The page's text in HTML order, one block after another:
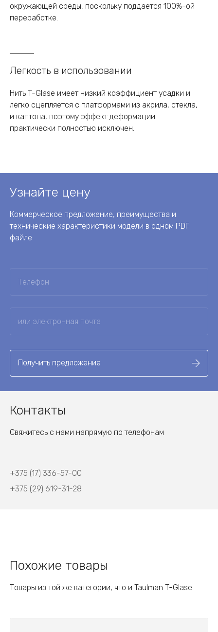
окружающей среды, поскольку поддается 100%-ой
переработке.
Легкость в использовании
Нить T-Glase имеет низкий коэффициент усадки и
легко сцепляется с платформами из акрила, стекла,
и каптона, поэтому эффект деформации
практически полностью исключен.
Узнайте цену
Коммерческое предложение, преимущества и
технические характеристики модели в одном PDF
файле
Получить предложение
Контакты
Свяжитесь с нами напрямую по телефонам
+375 (17) 336-57-00
+375 (29) 619-31-28
Похожие товары
Товары из той же категории, что и Taulman T-Glase